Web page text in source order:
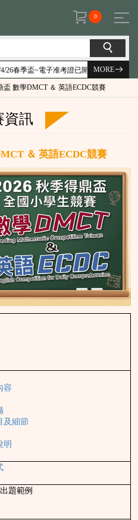
0
2026/4/26春季盃~電子准考證已開放查詢&考前須知
2026-01-28
MORE
盃 數學DMCT ＆ 英語ECDC競賽
資訊
＆ 英語ECDC競賽
容
及細節
明
題範例